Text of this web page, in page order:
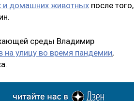
и домашних животных после того,
среды Владимир
улицу во время пандемии,